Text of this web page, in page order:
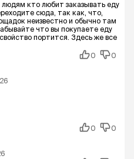
кто любит заказывать еду
сюда, так как, что,
неизвестно и обычно там
что вы покупаете еду
портится. Здесь же все
0 0
0 0